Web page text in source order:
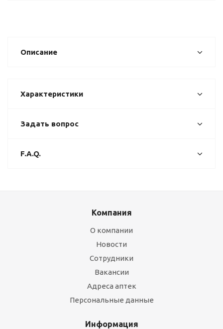
Описание
Характеристики
Задать вопрос
F.A.Q.
Компания
О компании
Новости
Сотрудники
Вакансии
Адреса аптек
Персональные данные
Информация